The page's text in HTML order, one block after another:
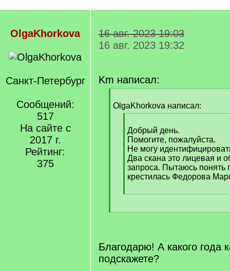
OlgaKhorkova
Санкт-Петербург
Сообщений:
517
На сайте с
2017 г.
Рейтинг:
375
16 авг. 2023 19:03
16 авг. 2023 19:32
Km написал:
q
OlgaKhorkova написал:
q
]
Добрый день.
Помогите, пожалуйста.
Не могу
Два скана это лицевая и
запроса. Пытаюсь понять
крестилась Федорова
[
q
[
Благодарю! А какого года
подскажете?